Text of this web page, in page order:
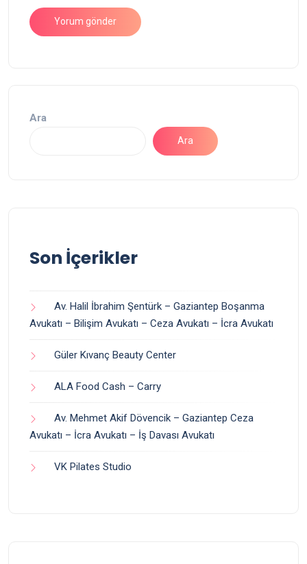
Ara
Ara
Son İçerikler
Av. Halil İbrahim Şentürk – Gaziantep Boşanma
Avukatı – Bilişim Avukatı – Ceza Avukatı – İcra Avukatı
Güler Kıvanç Beauty Center
ALA Food Cash – Carry
Av. Mehmet Akif Dövencik – Gaziantep Ceza
Avukatı – İcra Avukatı – İş Davası Avukatı
VK Pilates Studio